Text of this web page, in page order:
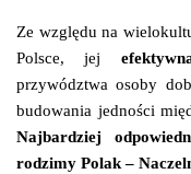
Ze względu na
Polsce, jej
przywództwa osoby
budowania jedności
Najbardziej
rodzimy Polak –